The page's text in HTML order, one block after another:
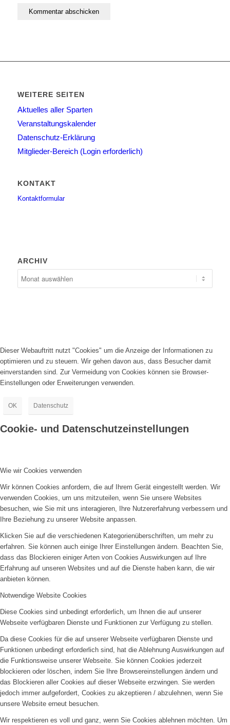
WEITERE SEITEN
Aktuelles aller Sparten
Veranstaltungskalender
Datenschutz-Erklärung
Mitglieder-Bereich (Login erforderlich)
KONTAKT
Kontaktformular
ARCHIV
Dieser Webauftritt nutzt "Cookies" um die Anzeige der Informationen zu
optimieren und zu steuern. Wir gehen davon aus, dass Besucher damit
einverstanden sind. Zur Vermeidung von Cookies können sie Browser-
Einstellungen oder Erweiterungen verwenden.
OK Datenschutz
Cookie- und Datenschutzeinstellungen
Wie wir Cookies verwenden
Wir können Cookies anfordern, die auf Ihrem Gerät eingestellt werden. Wir
verwenden Cookies, um uns mitzuteilen, wenn Sie unsere Websites
besuchen, wie Sie mit uns interagieren, Ihre Nutzererfahrung verbessern und
Ihre Beziehung zu unserer Website anpassen.
Klicken Sie auf die verschiedenen Kategorienüberschriften, um mehr zu
erfahren. Sie können auch einige Ihrer Einstellungen ändern. Beachten Sie,
dass das Blockieren einiger Arten von Cookies Auswirkungen auf Ihre
Erfahrung auf unseren Websites und auf die Dienste haben kann, die wir
anbieten können.
Notwendige Website Cookies
Diese Cookies sind unbedingt erforderlich, um Ihnen die auf unserer
Webseite verfügbaren Dienste und Funktionen zur Verfügung zu stellen.
Da diese Cookies für die auf unserer Webseite verfügbaren Dienste und
Funktionen unbedingt erforderlich sind, hat die Ablehnung Auswirkungen auf
die Funktionsweise unserer Webseite. Sie können Cookies jederzeit
blockieren oder löschen, indem Sie Ihre Browsereinstellungen ändern und
das Blockieren aller Cookies auf dieser Webseite erzwingen. Sie werden
jedoch immer aufgefordert, Cookies zu akzeptieren / abzulehnen, wenn Sie
unsere Website erneut besuchen.
Wir respektieren es voll und ganz, wenn Sie Cookies ablehnen möchten. Um